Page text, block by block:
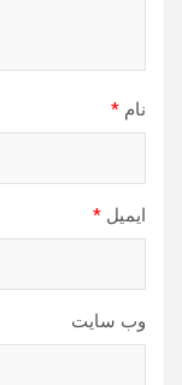
نام *
ایمیل *
وب‌ سایت